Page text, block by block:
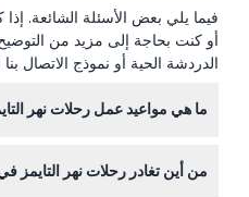
فيما يلي بعض الأسئلة الشائعة.
أو كنت بحاجة إلى مزيد من
الدردشة الحية أو نموذج الاتصال
ما هي مواعيد عمل رحلات نهر
11:00 مساءً، لكن الوقت
من أين تغادر رحلات نهر التايمز